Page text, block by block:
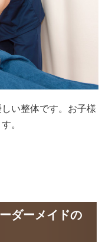
い整体です。お子様
。
ダーメイドの